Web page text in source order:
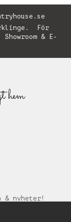
För
& E-
hem
& nyheter!